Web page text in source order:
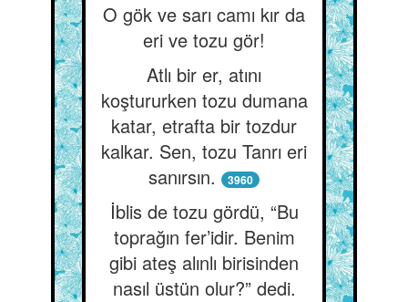
O gök ve sarı camı kır da
eri ve tozu gör!
Atlı bir er, atını
koştururken tozu dumana
katar, etrafta bir tozdur
kalkar. Sen, tozu Tanrı eri
sanırsın.
3960
İblis de tozu gördü, “Bu
toprağın fer’idir. Benim
gibi ateş alınlı birisinden
nasıl üstün olur?” dedi.